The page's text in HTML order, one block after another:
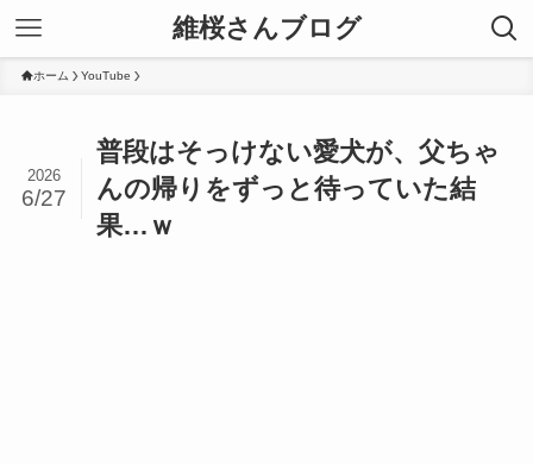
維桜さんブログ
ホーム YouTube
普段はそっけない愛犬が、父ちゃ
んの帰りをずっと待っていた結
果…ｗ
2026
6/27